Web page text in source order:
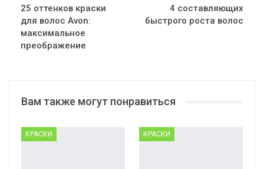
25 оттенков краски
для волос Avon:
максимальное
преображение
4 составляющих
быстрого роста волос
Вам также могут понравиться
КРАСКИ КРАСКИ